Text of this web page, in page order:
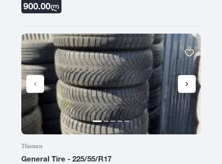
900.00ლ
Тбилиси
General Tire - 225/55/R17